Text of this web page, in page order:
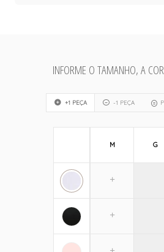
INFORME O TAMANHO, A
+1 PEÇA -1 PEÇA
M G